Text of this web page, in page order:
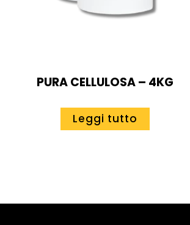
PURA CELLULOSA – 4KG
Leggi tutto